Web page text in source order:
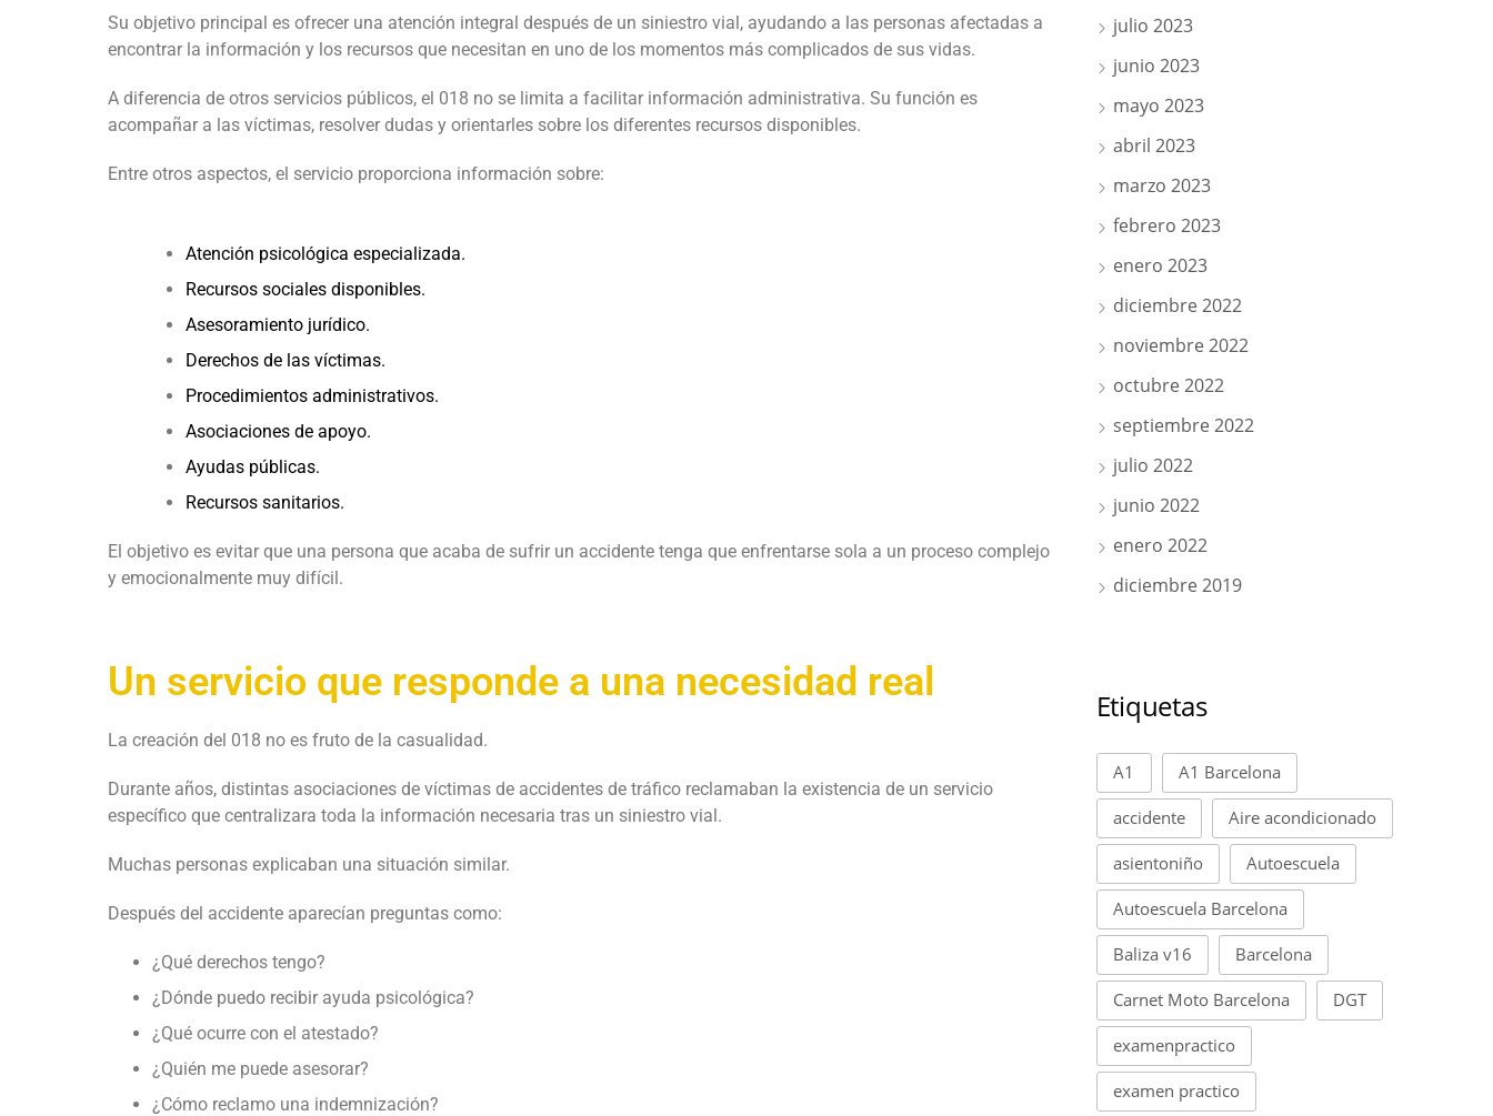
Su objetivo principal es ofrecer una atención integral después de un siniestro vial, ayudando a las personas afectadas a
encontrar la información y los recursos que necesitan en uno de los momentos más complicados de sus vidas.
A diferencia de otros servicios públicos, el 018 no se limita a facilitar información administrativa. Su función es
acompañar a las víctimas, resolver dudas y orientarles sobre los diferentes recursos disponibles.
Entre otros aspectos, el servicio proporciona información sobre:
Atención psicológica especializada.
Recursos sociales disponibles.
Asesoramiento jurídico.
Derechos de las víctimas.
Procedimientos administrativos.
Asociaciones de apoyo.
Ayudas públicas.
Recursos sanitarios.
El objetivo es evitar que una persona que acaba de sufrir un accidente tenga que enfrentarse sola a un proceso complejo
y emocionalmente muy difícil.
Un servicio que responde a una necesidad real
La creación del 018 no es fruto de la casualidad.
Durante años, distintas asociaciones de víctimas de accidentes de tráfico reclamaban la existencia de un servicio
específico que centralizara toda la información necesaria tras un siniestro vial.
Muchas personas explicaban una situación similar.
Después del accidente aparecían preguntas como:
¿Qué derechos tengo?
¿Dónde puedo recibir ayuda psicológica?
¿Qué ocurre con el atestado?
¿Quién me puede asesorar?
¿Cómo reclamo una indemnización?
julio 2023
junio 2023
mayo 2023
abril 2023
marzo 2023
febrero 2023
enero 2023
diciembre 2022
noviembre 2022
octubre 2022
septiembre 2022
julio 2022
junio 2022
enero 2022
diciembre 2019
Etiquetas
A1 A1 Barcelona
accidente Aire acondicionado
asientoniño Autoescuela
Autoescuela Barcelona
Baliza v16 Barcelona
Carnet Moto Barcelona DGT
examenpractico
examen practico